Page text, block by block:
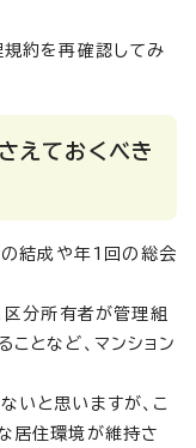
規約を再確認してみ
えておくべき
の結成や年1回の総会
区分所有者が管理組
となど、マンション
いと思いますが、こ
居住環境が維持さ